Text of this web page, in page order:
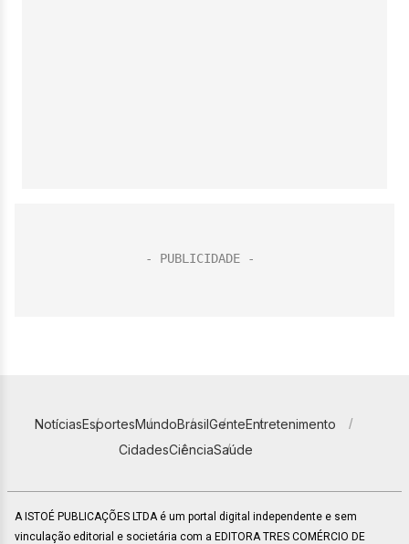
NotíciasEsportesMundoBrasilGenteEntretenimento
CidadesCiênciaSaúde
A ISTOÉ PUBLICAÇÕES LTDA é um portal digital independente e sem
vinculação editorial e societária com a EDITORA TRES COMÉRCIO DE